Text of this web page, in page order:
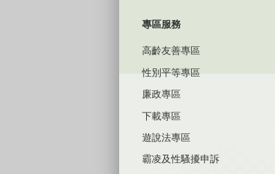
專區服務
高齡友善專區
性別平等專區
廉政專區
下載專區
遊說法專區
霸凌及性騷擾申訴